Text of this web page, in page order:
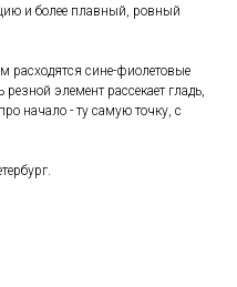
и более плавный, ровный
расходятся сине-фиолетовые
элемент рассекает гладь,
начало - ту самую точку, с